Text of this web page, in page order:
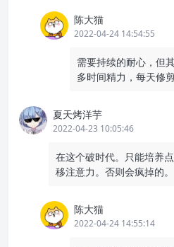
陈大猫
2022-04-24 14:54:55
需要持续的耐心，但
多时间精力，每天修
夏天烤洋芋
2022-04-23 10:05:46
在这个破时代。只能培养
移注意力。否则会疯掉的。
陈大猫
2022-04-24 14:55:14